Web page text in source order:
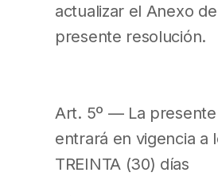
actualizar el Anexo
presente resolución.
Art. 5º — La
entrará en vigencia a
TREINTA (30) días